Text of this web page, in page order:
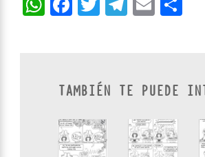
TAMBIÉN TE PUEDE